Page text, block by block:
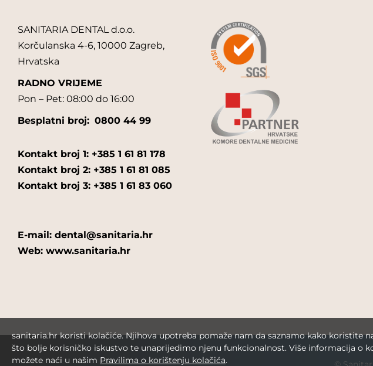
SANITARIA DENTAL d.o.o.
Korčulanska 4-6, 10000 Zagreb,
Hrvatska
RADNO VRIJEME
Pon – Pet: 08:00 do 16:00
Besplatni broj: 0800 44 99
Kontakt broj 1: +385 1 61 81 178
Kontakt broj 2: +385 1 61 81 085
Kontakt broj 3: +385 1 61 83 060
E-mail: dental@sanitaria.hr
Web: www.sanitaria.hr
sanitaria.hr koristi kolačiće. Njihova upotreba pomaže nam da saznamo kako koristite
što bolje korisničko iskustvo te unaprijedimo njenu funkcionalnost. Više informacija o
možete naći u našim Pravilima o korištenju kolačića.